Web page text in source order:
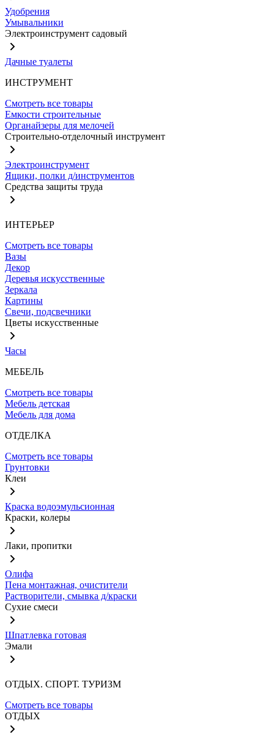
Удобрения
Умывальники
Электроинструмент садовый
Дачные туалеты
ИНСТРУМЕНТ
Смотреть все товары
Емкости строительные
Органайзеры для мелочей
Строительно-отделочный инструмент
Электроинструмент
Ящики, полки д/инструментов
Средства защиты труда
ИНТЕРЬЕР
Смотреть все товары
Вазы
Декор
Деревья искусственные
Зеркала
Картины
Свечи, подсвечники
Цветы искусственные
Часы
МЕБЕЛЬ
Смотреть все товары
Мебель детская
Мебель для дома
ОТДЕЛКА
Смотреть все товары
Грунтовки
Клеи
Краска водоэмульсионная
Краски, колеры
Лаки, пропитки
Олифа
Пена монтажная, очистители
Растворители, смывка д/краски
Сухие смеси
Шпатлевка готовая
Эмали
ОТДЫХ. СПОРТ. ТУРИЗМ
Смотреть все товары
ОТДЫХ